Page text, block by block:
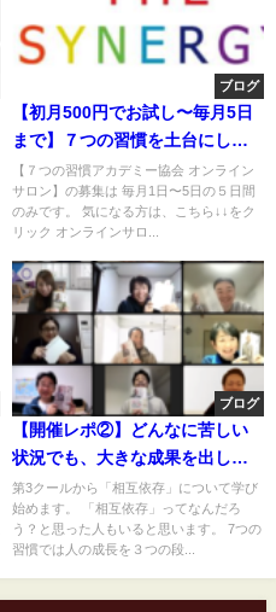
ブログ
【初月500円でお試し〜毎月5日
まで】７つの習慣を土台にした
全く新しいオンラインサロン
【７つの習慣アカデミー協会 オンライン
サロン】の募集は 毎月1日〜5日の５日間
のみです。 気になる方は、こちら↓↓をク
リック オンラインサロ...
ブログ
【 開催レポ②】
どんなに苦しい
状況でも、大きな成果を出し続
けている人の特徴とは？
第3クールから「相互依存」について学び
始めます。 「相互依存」ってなんだろ
う？と思った人もいると思います。 7つの
習慣では人の成長を３つの段...